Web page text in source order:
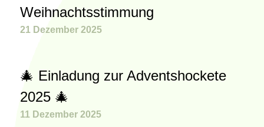
Weihnachtsstimmung
21 Dezember 2025
🎄 Einladung zur Adventshockete
2025 🎄
11 Dezember 2025